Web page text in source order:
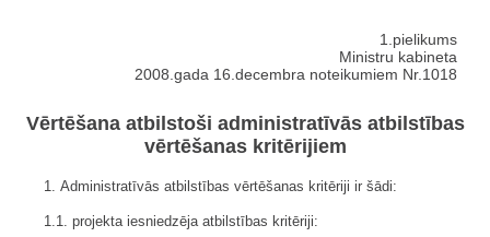
1.pielikums
Ministru kabineta
2008.gada 16.decembra noteikumiem Nr.1018
Vērtēšana atbilstoši administratīvās atbilstības
vērtēšanas kritērijiem
1. Administratīvās atbilstības vērtēšanas kritēriji ir šādi:
1.1. projekta iesniedzēja atbilstības kritēriji: